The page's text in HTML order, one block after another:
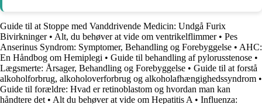
Guide til at Stoppe med Vanddrivende Medicin: Undgå Furix
Bivirkninger• Alt, du behøver at vide om ventrikelflimmer• Pes
Anserinus Syndrom: Symptomer, Behandling og Forebyggelse • AHC:
En Håndbog om Hemiplegi • Guide til behandling af pylorusstenose •
Lægsmerte: Årsager, Behandling og Forebyggelse • Guide til at forstå
alkoholforbrug, alkoholoverforbrug og alkoholafhængighedssyndrom •
Guide til forældre: Hvad er retinoblastom og hvordan man kan
håndtere det • Alt du behøver at vide om Hepatitis A • Influenza: